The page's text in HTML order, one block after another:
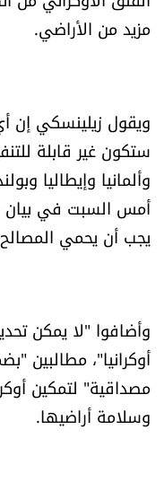
فيديو
من نحن
للتواصل معنا
شروط الاستخدام
شروط الإشتراك
مزيد من الأراضي.
ويقول زيلينسكي إن
ستكون غير قابلة
وألمانيا وإيطاليا
أمس السبت في
يجب أن يحمي المصالح
وأضافوا "لا يمكن
أوكرانيا"، مطالبين
مصداقية" لتمكين
وسلامة أراضيها.